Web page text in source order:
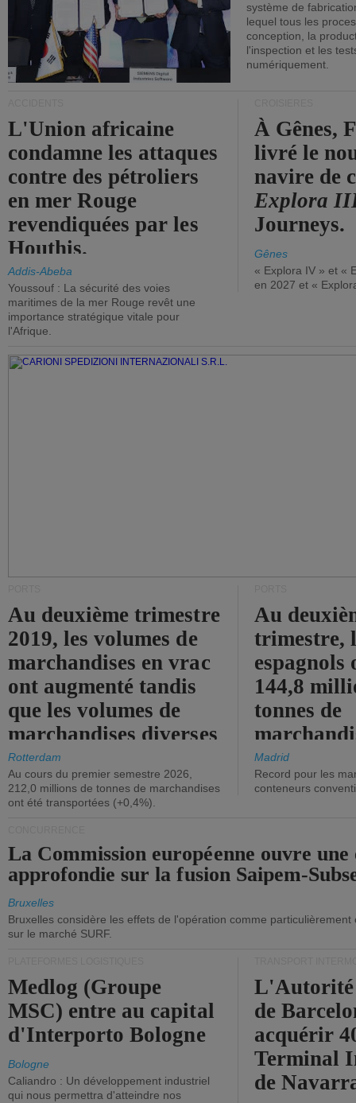
système de
lequel tous les
conception, la
l'inspection et les
numériquement.
L'Union africaine
condamne les attaques
contre des pétroliers
en mer Rouge
revendiquées par les
Houthis.
Addis-Abeba
Youssouf : La sécurité des voies
maritimes de la mer Rouge revêt une
importance stratégique vitale pour
l'Afrique.
À Gênes,
livré le
navire de
Explora
Journeys.
Gênes
« Explora IV » et «
en 2027 et «
Au deuxième trimestre
2019, les volumes de
marchandises en vrac
ont augmenté tandis
que les volumes de
marchandises diverses
ont diminué.
Rotterdam
Au cours du premier semestre 2026,
212,0 millions de tonnes de marchandises
ont été transportées (+0,4%).
Au
trimestre,
144,8
tonnes de
(+2,9%).
Madrid
Record pour les
conteneurs
La Commission européenne ouvre une
approfondie sur la fusion Saipem-
Bruxelles
Bruxelles considère les effets de l'opération comme
sur le marché SURF.
Medlog (Groupe
MSC) entre au capital
d'Interporto Bologne
Bologne
Caliandro : Un développement industriel
qui nous permettra d'atteindre nos
de
acquérir
Terminal
de